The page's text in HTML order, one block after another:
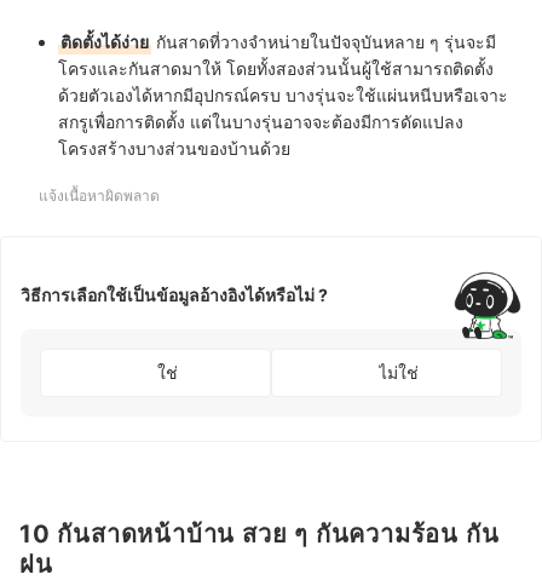
ติดตั้งได้ง่าย กันสาดที่วางจำหน่ายในปัจจุบันหลาย ๆ รุ่นจะมี
โครงและกันสาดมาให้ โดยทั้งสองส่วนนั้นผู้ใช้สามารถติดตั้ง
ด้วยตัวเองได้หากมีอุปกรณ์ครบ บางรุ่นจะใช้แผ่นหนีบหรือเจาะ
สกรูเพื่อการติดตั้ง แต่ในบางรุ่นอาจจะต้องมีการดัดแปลง
โครงสร้างบางส่วนของบ้านด้วย
แจ้งเนื้อหาผิดพลาด
วิธีการเลือกใช้เป็นข้อมูลอ้างอิงได้หรือไม่ ?
ใช่ ไม่ใช่
10 กันสาดหน้าบ้าน สวย ๆ กันความร้อน กัน
ฝน